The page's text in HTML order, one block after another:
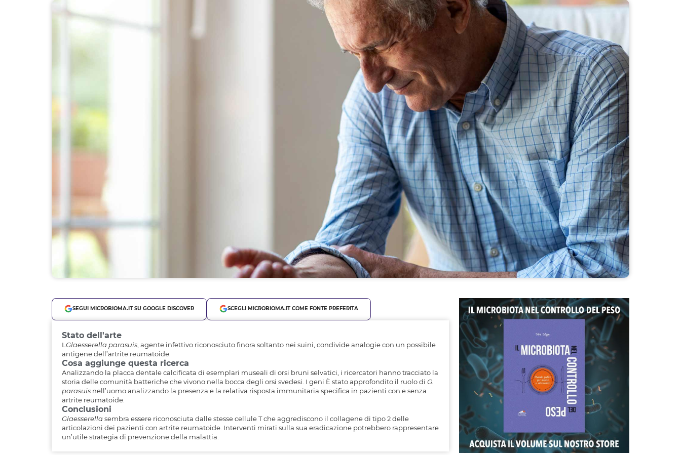
SEGUI MICROBIOMA.IT SU GOOGLE DISCOVER SCEGLI MICROBIOMA.IT COME FONTE PREFERITA
Stato dell'arte
LGlaesserella parasuis, agente infettivo riconosciuto finora soltanto nei suini, condivide analogie con un possibile
antigene dell’artrite reumatoide.
Cosa aggiunge questa ricerca
Analizzando la placca dentale calcificata di esemplari museali di orsi bruni selvatici, i ricercatori hanno tracciato la
storia delle comunità batteriche che vivono nella bocca degli orsi svedesi. I geni È stato approfondito il ruolo di G.
parasuis nell’uomo analizzando la presenza e la relativa risposta immunitaria specifica in pazienti con e senza
artrite reumatoide.
Conclusioni
Glaesserellasembra essere riconosciuta dalle stesse cellule T che aggrediscono il collagene di tipo 2 delle
articolazioni dei pazienti con artrite reumatoide. Interventi mirati sulla sua eradicazione potrebbero rappresentare
un’utile strategia di prevenzione della malattia.